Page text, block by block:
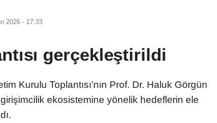
2026 - 17:33
gerçekleştirildi
Kurulu Toplantısı’nın Prof. Dr. Haluk Görgün
girişimcilik ekosistemine yönelik hedeflerin ele